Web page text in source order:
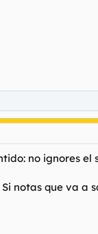
no ignores el
notas que va a